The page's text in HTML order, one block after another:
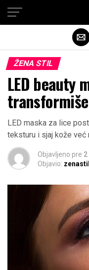
ŽENA STIL
LED beauty
LED maska za lice
teksturu i sjaj kože već
Objavljeno pre
Objavio: zenastil